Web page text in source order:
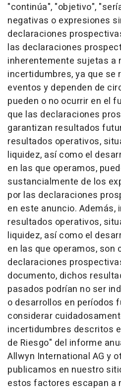
"continúa", "objetivo",
negativas o expresiones
declaraciones
las declaraciones
inherentemente sujetas a
incertidumbres, ya que se
eventos y dependen de
pueden o no ocurrir en el
que las declaraciones
garantizan resultados
resultados operativos,
liquidez, así como el
en las que operamos,
sustancialmente de los
por las declaraciones
en este anuncio.
resultados operativos,
liquidez, así como el
en las que operamos,
declaraciones
documento, dichos
pasados podrían no ser
o desarrollos en períodos
considerar
incertidumbres descritos
de Riesgo" del informe
Allwyn International AG y
publicamos en nuestro
estos factores escapan a